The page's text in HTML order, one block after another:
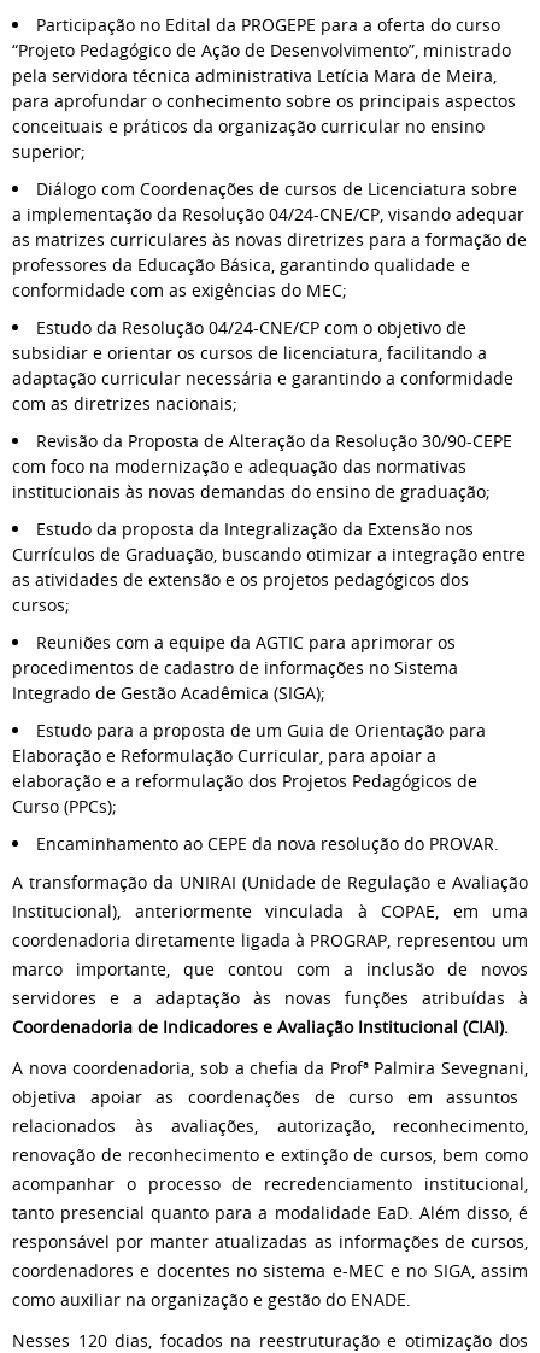
Participação no Edital da PROGEPE para a oferta do curso
“Projeto Pedagógico de Ação de Desenvolvimento”, ministrado
pela servidora técnica administrativa Letícia Mara de Meira,
para aprofundar o conhecimento sobre os principais aspectos
conceituais e práticos da organização curricular no ensino
superior;
Diálogo com Coordenações de cursos de Licenciatura sobre
a implementação da Resolução 04/24-CNE/CP, visando adequar
as matrizes curriculares às novas diretrizes para a formação de
professores da Educação Básica, garantindo qualidade e
conformidade com as exigências do MEC;
Estudo da Resolução 04/24-CNE/CP com o objetivo de
subsidiar e orientar os cursos de licenciatura, facilitando a
adaptação curricular necessária e garantindo a conformidade
com as diretrizes nacionais;
Revisão da Proposta de Alteração da Resolução 30/90-CEPE
com foco na modernização e adequação das normativas
institucionais às novas demandas do ensino de graduação;
Estudo da proposta da Integralização da Extensão nos
Currículos de Graduação, buscando otimizar a integração entre
as atividades de extensão e os projetos pedagógicos dos
cursos;
Reuniões com a equipe da AGTIC para aprimorar os
procedimentos de cadastro de informações no Sistema
Integrado de Gestão Acadêmica (SIGA);
Estudo para a proposta de um Guia de Orientação para
Elaboração e Reformulação Curricular, para apoiar a
elaboração e a reformulação dos Projetos Pedagógicos de
Curso (PPCs);
Encaminhamento ao CEPE da nova resolução do PROVAR.
A transformação da UNIRAI (Unidade de Regulação e Avaliação
Institucional), anteriormente vinculada à COPAE, em uma
coordenadoria diretamente ligada à PROGRAP, representou um
marco importante, que contou com a inclusão de novos
servidores e a adaptação às novas funções atribuídas à
Coordenadoria de Indicadores e Avaliação Institucional (CIAI).
A nova coordenadoria, sob a chefia da Profª Palmira Sevegnani,
objetiva apoiar as coordenações de curso em assuntos
relacionados às avaliações, autorização, reconhecimento,
renovação de reconhecimento e extinção de cursos, bem como
acompanhar o processo de recredenciamento institucional,
tanto presencial quanto para a modalidade EaD. Além disso, é
responsável por manter atualizadas as informações de cursos,
coordenadores e docentes no sistema e-MEC e no SIGA, assim
como auxiliar na organização e gestão do ENADE.
Nesses 120 dias, focados na reestruturação e otimização dos